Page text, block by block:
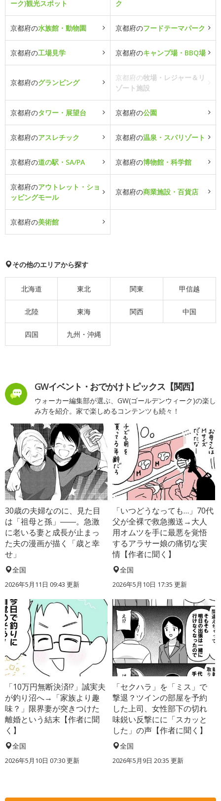
ーク)観光スポット ク
京都府の水族館・動物園 京都府のフードテーマパーク
京都府の工場見学 京都府のキャンプ場・BBQ場
京都府のグランピング
京都府の牧場・レジャー＆リ
ゾート施設
京都府のタワー・展望台 京都府の公園
京都府のアスレチック 京都府の温泉・スパリゾート
京都府の道の駅・SA/PA 京都府の博物館・科学館
京都府のアウトレット・ショ
ッピングモール
京都府の商業施設・百貨店
京都府の美術館
その他のエリアから探す
北海道 東北 関東 甲信越
北陸 東海 関西 中国
四国 九州・沖縄
GWイベント・おでかけトピックス【関西】
ウォーカー編集部が選ぶ、GW(ゴールデンウィーク)の楽し
み方を紹介。家で楽しめるコンテンツも続々！
30歳の夫婦なのに、見た目
は「祖母と孫」――。急激
に老いる妻と成長が止まっ
た夫の漫画が描く「歳と幸
せ」
全国
2026年5月11日 09:43 更新
「いつどうなっても…」70代
父が全裸で救急搬送→大人
用オムツを手に最悪を覚悟
するアラサー娘の痛切な実
情【作者に聞く】
全国
2026年5月10日 17:35 更新
「10万円無断決済!?」誠実夫
が釣り沼へ→「家族より趣
味？」限界妻が突きつけた
離婚という結末【作者に聞
く】
全国
2026年5月10日 07:30 更新
「セクハラ」を「ミス」で
撃退？ツインの部屋を予約
した上司、女性部下の切れ
味鋭い反撃にに「スカッと
した」の声【作者に聞く】
全国
2026年5月9日 20:35 更新